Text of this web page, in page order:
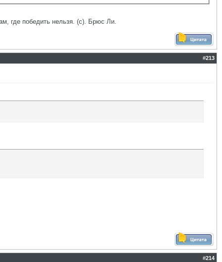
где победить нельзя. (с). Брюс Ли.
#213
#214